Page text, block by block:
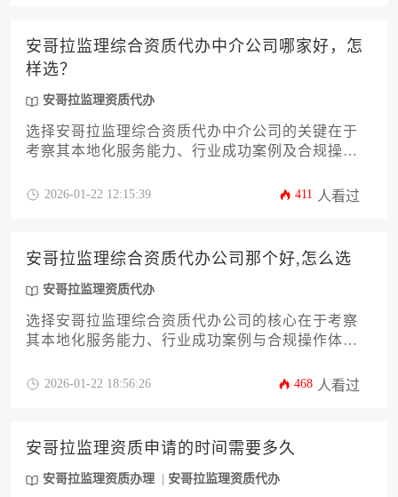
安哥拉监理综合资质代办中介公司哪家好，怎
样选？
安哥拉监理资质代办
选择安哥拉监理综合资质代办中介公司的关键在于
考察其本地化服务能力、行业成功案例及合规操作
域的实操经验、资质审批通过率及后续维护服务等
2026-01-22 12:15:39 411 人看过
安哥拉监理综合资质代办公司那个好,怎么选
安哥拉监理资质代办
选择安哥拉监理综合资质代办公司的核心在于考察
其本地化服务能力、行业成功案例与合规操作体
的专业团队，能够针对企业实际需求提供定制化资
三个维度综合评估，避免因盲目追求低价而影响海
外业务布局。
2026-01-22 18:56:26 468 人看过
安哥拉监理资质申请的时间需要多久
安哥拉监理资质办理 安哥拉监理资质代办